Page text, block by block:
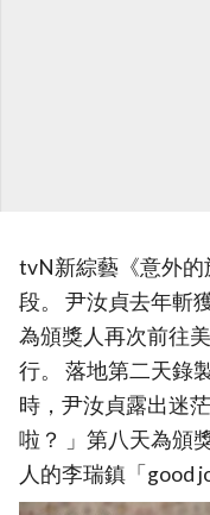
tvN新綜藝《意外
段。 尹汝貞去年斬
為頒獎人再次前往
行。 落地第二天錄
時，尹汝貞露出迷
啦？ 」第八天為頒
人的李瑞鎮「good